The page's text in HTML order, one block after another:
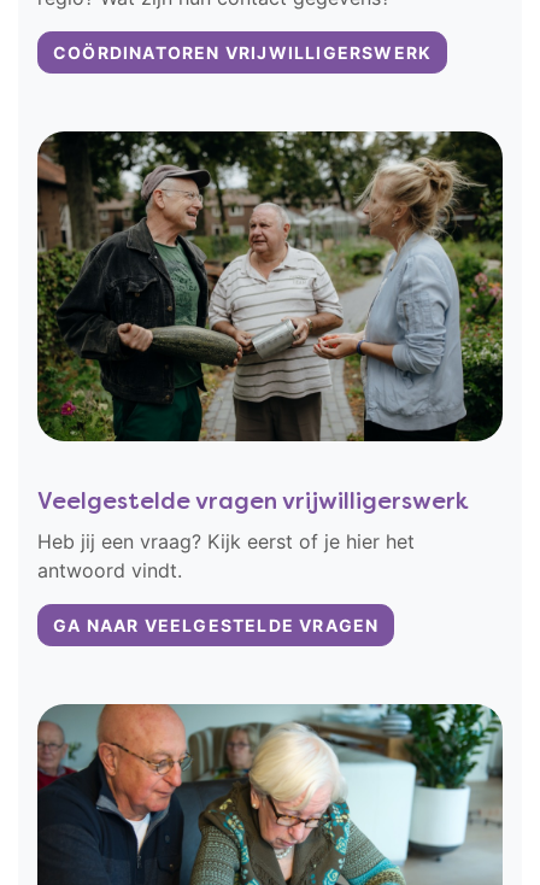
COÖRDINATOREN VRIJWILLIGERSWERK
Veelgestelde vragen vrijwilligerswerk
Heb jij een vraag? Kijk eerst of je hier het
antwoord vindt.
GA NAAR VEELGESTELDE VRAGEN